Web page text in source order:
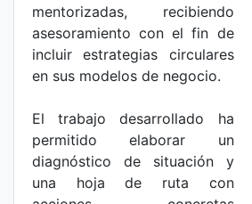
mentorizadas, recibiendo
asesoramiento con el fin de
incluir estrategias circulares
en sus modelos de negocio.
El trabajo desarrollado ha
permitido elaborar un
diagnóstico de situación y
una hoja de ruta con